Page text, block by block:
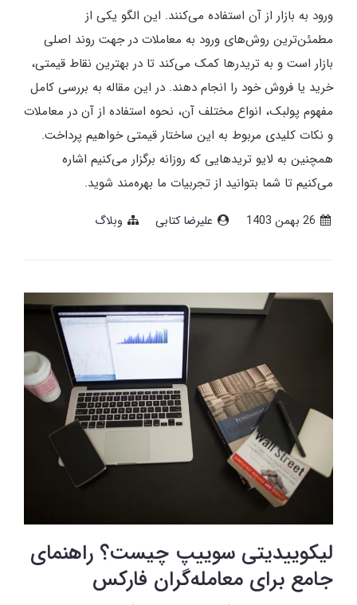
ورود به بازار از آن استفاده می‌کنند. این الگو یکی از
مطمئن‌ترین روش‌های ورود به معاملات در جهت روند اصلی
بازار است و به تریدرها کمک می‌کند تا در بهترین نقاط قیمتی،
خرید یا فروش خود را انجام دهند. در این مقاله به بررسی کامل
مفهوم پولبک، انواع مختلف آن، نحوه استفاده از آن در معاملات
و نکات کلیدی مربوط به این ساختار قیمتی خواهیم پرداخت.
همچنین به لایو تریدهایی که روزانه برگزار می‌کنیم اشاره
می‌کنیم تا شما بتوانید از تجربیات ما بهره‌مند شوید.
26 بهمن 1403 علیرضا کتابی وبلاگ
لیکوییدیتی سوییپ چیست؟ راهنمای
جامع برای معامله‌گران فارکس